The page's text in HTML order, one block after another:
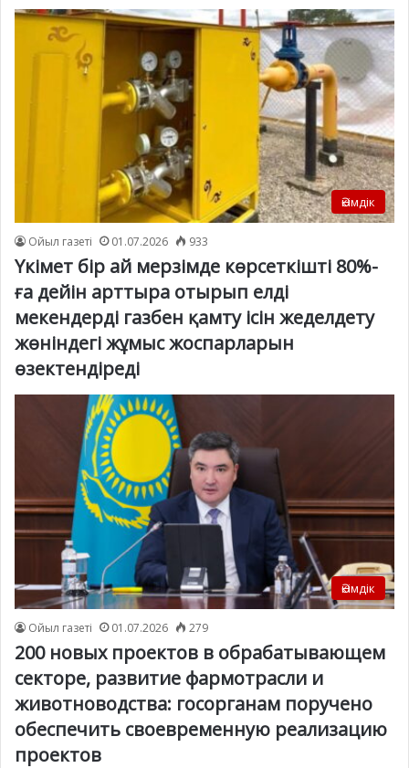
Әкімдік
Ойыл газеті 01.07.2026 933
Үкімет бір ай мерзімде көрсеткішті 80%-
ға дейін арттыра отырып елді
мекендерді газбен қамту ісін жеделдету
жөніндегі жұмыс жоспарларын
өзектендіреді
Әкімдік
Ойыл газеті 01.07.2026 279
200 новых проектов в обрабатывающем
секторе, развитие фармотрасли и
животноводства: госорганам поручено
обеспечить своевременную реализацию
проектов